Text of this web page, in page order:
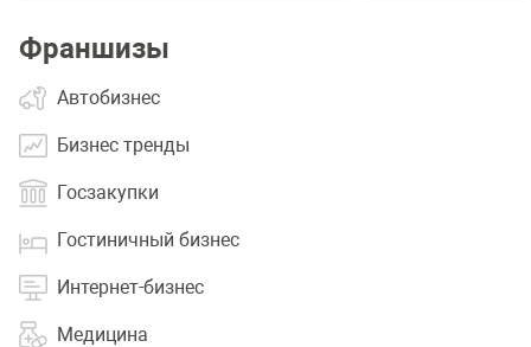
Франшизы
Автобизнес
Бизнес тренды
Госзакупки
Гостиничный бизнес
Интернет-бизнес
Медицина